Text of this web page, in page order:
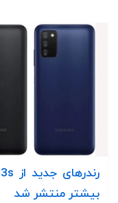
بیشتر منتشر شد